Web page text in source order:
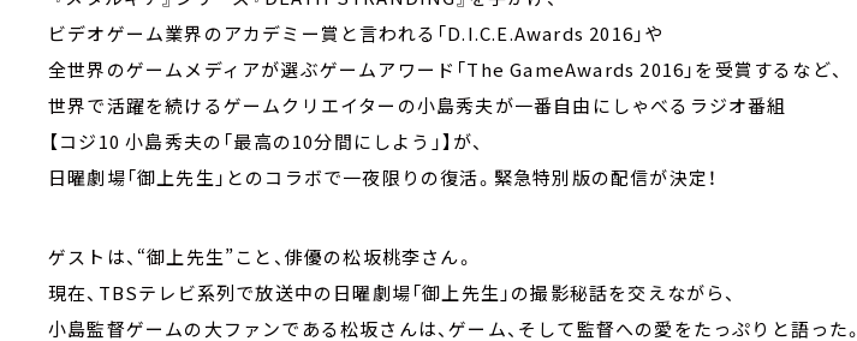
ビデオゲーム業界のアカデミー賞と言われる「D.I.C.E.Awards 2016」や
全世界のゲームメディアが選ぶゲームアワード「The GameAwards 2016」を受賞するなど、
世界で活躍を続けるゲームクリエイターの小島秀夫が一番自由にしゃべるラジオ番組
【コジ10 小島秀夫の「最高の10分間にしよう」】が、
日曜劇場「御上先生」とのコラボで一夜限りの復活。緊急特別版の配信が決定！
ゲストは、“御上先生”こと、俳優の松坂桃李さん。
現在、TBSテレビ系列で放送中の日曜劇場「御上先生」の撮影秘話を交えながら、
小島監督ゲームの大ファンである松坂さんは、ゲーム、そして監督への愛をたっぷりと語った。